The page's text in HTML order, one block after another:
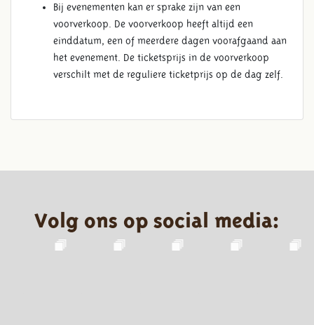
Bij evenementen kan er sprake zijn van een
voorverkoop. De voorverkoop heeft altijd een
einddatum, een of meerdere dagen voorafgaand aan
het evenement. De ticketsprijs in de voorverkoop
verschilt met de reguliere ticketprijs op de dag zelf.
Volg ons op social media: